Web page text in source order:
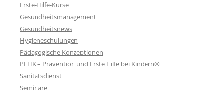
Erste-Hilfe-Kurse
Gesundheitsmanagement
Gesundheitsnews
Hygieneschulungen
Pädagogische Konzeptionen
PEHK – Prävention und Erste Hilfe bei Kindern®
Sanitätsdienst
Seminare